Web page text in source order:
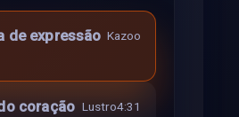
de expressão Kazoo
coração Lustro4:31